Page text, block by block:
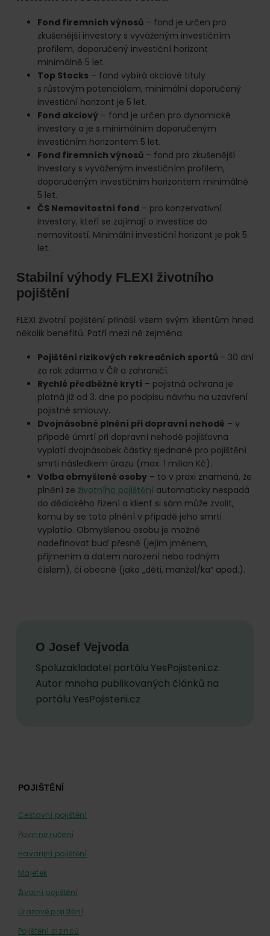
Fond firemních výnosů– fond je určen pro
zkušenější investory s vyváženým investičním
profilem, doporučený investiční horizont
minimálně 5 let.
Top Stocks – fond vybírá akciové tituly
s růstovým potenciálem, minimální doporučený
investiční horizont je 5 let.
Fond akciový– fond je určen pro dynamické
investory a je s minimálním doporučeným
investičním horizontem 5 let.
Fond firemních výnosů– fond pro zkušenější
investory s vyváženým investičním profilem,
doporučeným investičním horizontem minimálně
5 let.
ČS Nemovitostní fond – pro konzervativní
investory, kteří se zajímají o investice do
nemovitostí. Minimální investiční horizont je pak 5
let.
Stabilní výhody FLEXI životního
pojištění
FLEXI životní pojištění přináší všem svým klientům hned
několik benefitů. Patří mezi ně zejména:
Pojištění rizikových rekreačních sportů – 30 dní
za rok zdarma v ČR a zahraničí.
Rychlé předběžné krytí – pojistná ochrana je
platná již od 3. dne po podpisu návrhu na uzavření
pojistné smlouvy.
Dvojnásobné plnění při dopravní nehodě – v
případě úmrtí při dopravní nehodě pojišťovna
vyplatí dvojnásobek částky sjednané pro pojištění
smrti následkem úrazu (max. 1 milion Kč).
Volba obmyšlené osoby– to v praxi znamená, že
plnění ze životního pojištěníautomaticky nespadá
do dědického řízení a klient si sám může zvolit,
komu by se toto plnění v případě jeho smrti
vyplatilo. Obmyšlenou osobu je možné
nadefinovat buď přesně (jejím jménem,
příjmením a datem narození nebo rodným
číslem), či obecně (jako „děti, manžel/ka“ apod.).
O Josef Vejvoda
Spoluzakladatel portálu YesPojisteni.cz.
Autor mnoha publikovaných článků na
portálu YesPojisteni.cz
FooterPOJIŠTĚNÍ
Cestovní pojištění
Povinné ručení
Havarijní pojištění
Majetek
Životní pojištění
Úrazové pojištění
Pojištění cizinců